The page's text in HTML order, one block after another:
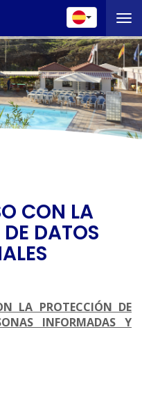
CON LA
DATOS
LA PROTECCIÓN DE
INFORMADAS Y